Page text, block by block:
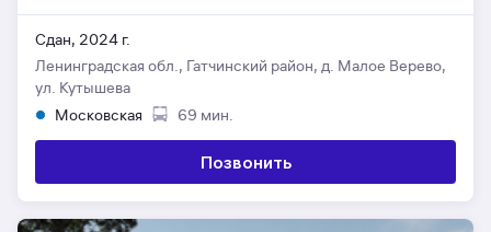
Сдан, 2024 г.
Ленинградская обл., Гатчинский район, д. Малое Верево,
ул. Кутышева
Московская
69 мин.
Позвонить